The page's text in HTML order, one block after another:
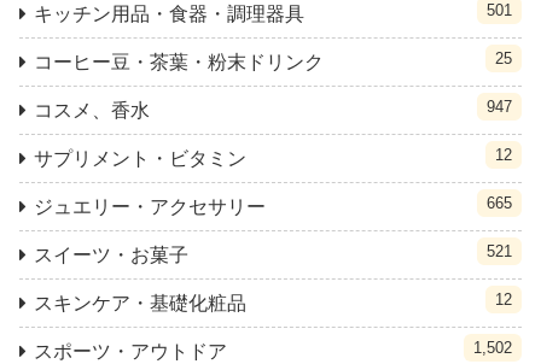
キッチン用品・食器・調理器具 501
コーヒー豆・茶葉・粉末ドリンク 25
コスメ、香水 947
サプリメント・ビタミン 12
ジュエリー・アクセサリー 665
スイーツ・お菓子 521
スキンケア・基礎化粧品 12
スポーツ・アウトドア 1,502